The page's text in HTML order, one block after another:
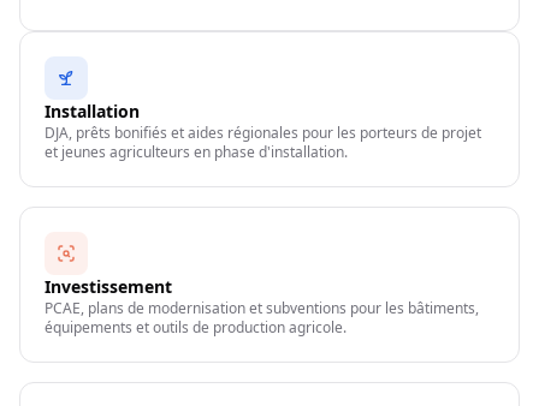
Installation
DJA, prêts bonifiés et aides régionales pour les porteurs de projet
et jeunes agriculteurs en phase d'installation.
Investissement
PCAE, plans de modernisation et subventions pour les bâtiments,
équipements et outils de production agricole.